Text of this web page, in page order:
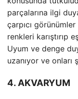
parçalarına ilgi
çarpıcı
renkleri karıştırıp
Uyum ve denge
uzanıyor ve onları
4. AKVARYUM